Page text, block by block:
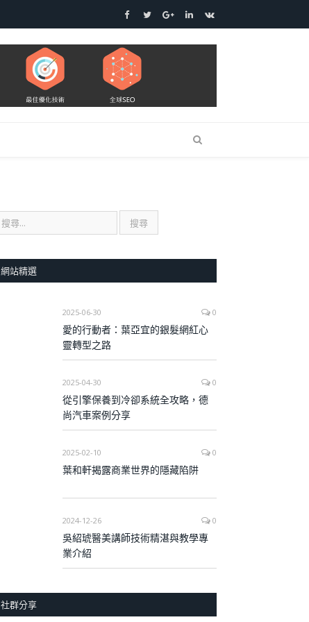
Facebook
TwitterGoogle+LinkedIn
VK
網站精選
2025-06-30 0
愛的行動者：葉亞宜的銀髮網紅心
靈轉型之路
2025-04-30 0
從引擎保養到冷卻系統全攻略，德
尚汽車案例分享
2025-02-10 0
葉和軒揭露商業世界的隱藏陷阱
2024-12-26 0
吳紹琥醫美講師技術精湛與教學專
業介紹
社群分享